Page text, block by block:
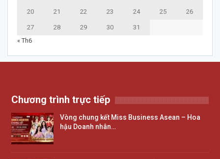
20 21 22 23 24 25 26
27 28 29 30
31
« Th6
Chương trình trực tiếp
Vòng chung kết Miss Business Asean – Hoa
hậu Doanh nhân…